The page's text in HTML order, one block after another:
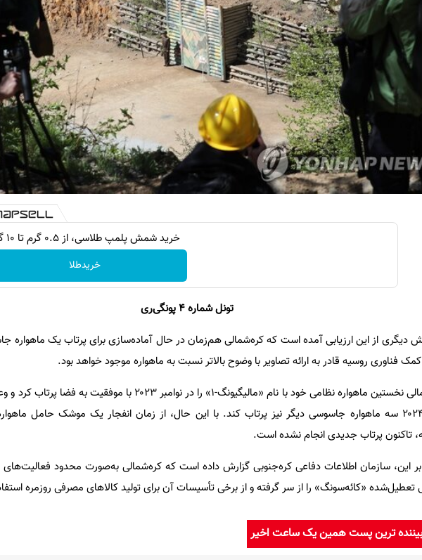
خرید شمش پلمپ طلاسی، از ۰.۵ گرم تا ۱۰ گرم
خریدطلا
تونل شماره ۴ پونگی‌ری
دیگری از این ارزیابی آمده است که کره‌شمالی هم‌زمان در حال آماده‌سازی برای پرتاب یک
فناوری روسیه قادر به ارائه تصاویر با وضوح بالاتر نسبت به ماهواره موجود خواهد بود.
کره‌شمالی نخستین ماهواره نظامی خود با نام «مالیگیونگ-۱» را در نوامبر ۲۰۲۳
سال ۲۰۲۴ سه ماهواره جاسوسی دیگر نیز پرتاب کند. با این حال، از زمان انفجار یک موشک حامل
تاکنون پرتاب جدیدی انجام نشده است.
بر این، سازمان اطلاعات دفاعی کره‌جنوبی گزارش داده است که کره‌شمالی به‌صورت محدود
تعطیل‌شده «کائه‌سونگ» را از سر گرفته و از برخی تأسیسات آن برای تولید کالاهای مصرفی روزمره
ترین پست همین یک ساعت اخیر